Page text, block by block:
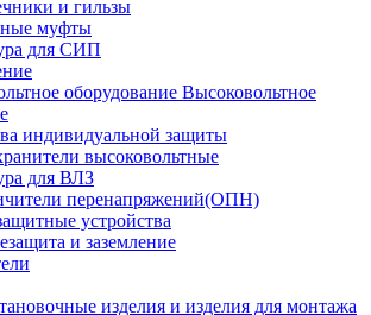
и гильзы
муфты
для СИП
Высоковольтное
индивидуальной защиты
высоковольтные
для ВЛЗ
перенапряжений(ОПН)
устройства
и заземление